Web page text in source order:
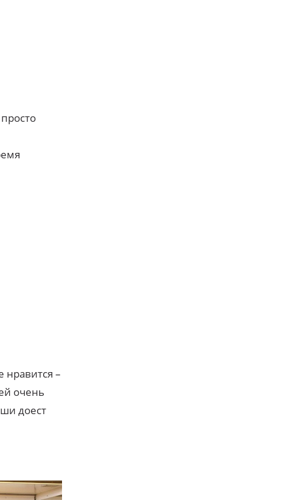
нравится –
очень
доест